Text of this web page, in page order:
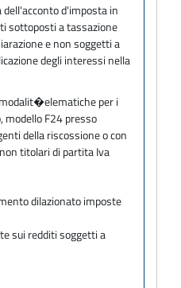
d'imposta in
sottoposti a tassazione
e non soggetti a
degli interessi nella
per i
modello F24 presso
della riscossione o con
titolari di partita Iva
dilazionato imposte
sui redditi soggetti a